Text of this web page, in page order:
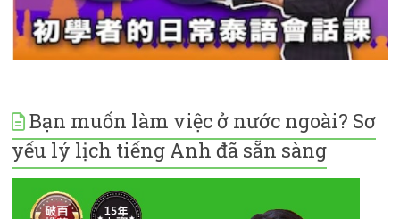
Bạn muốn làm việc ở nước ngoài? Sơ
yếu lý lịch tiếng Anh đã sẵn sàng